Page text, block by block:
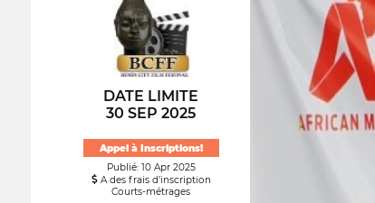
DATE LIMITE
30 SEP 2025
Appel à Inscriptions!
Publié: 10 Apr 2025
A des frais d’inscription
Courts-métrages